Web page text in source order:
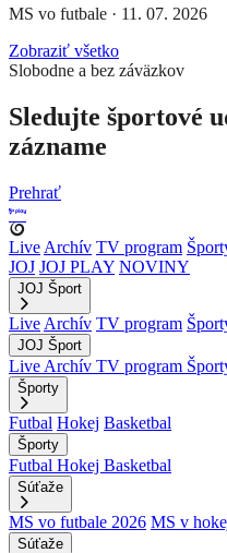
MS vo futbale · 11. 07. 2026
Zobraziť všetko
Slobodne a bez záväzkov
Sledujte športové
zázname
Prehrať
Live Archív TV program
JOJ JOJ PLAY NOVINY
JOJ Šport
Live Archív TV program
JOJ Šport
Live Archív TV program
Športy
Futbal Hokej Basketbal
Športy
Futbal Hokej Basketbal
Súťaže
MS vo futbale 2026 MS v
Súťaže